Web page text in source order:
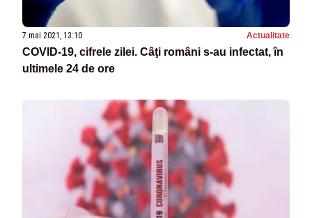
7 mai 2021, 13:10 Actualitate
COVID-19, cifrele zilei. Câţi români s-au infectat, în
ultimele 24 de ore